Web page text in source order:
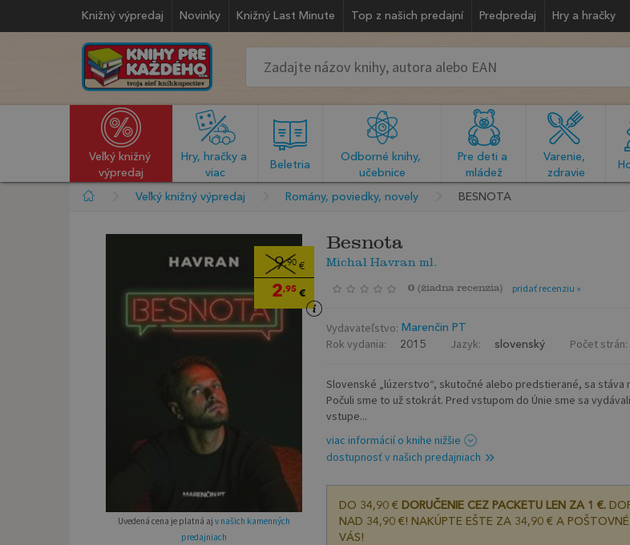
Knižný výpredaj Novinky Knižný Last Minute Top z našich predajní Predpredaj Hry a hračky
Veľký knižný
výpredaj
Hry, hračky a
viac
Beletria
Odborné knihy,
učebnice
Pre deti a
mládež
Varenie,
zdravie
Veľký knižný výpredaj Romány, poviedky, novely BESNOTA
9,90 €
2,95 €
Uvedená cena je platná aj v našich kamenných
predajniach
Besnota
Michal Havran ml.
0 (žiadna recenzia) pridať recenziu »
Vydavateľstvo: Marenčin PT
Rok vydania: 2015 Jazyk: slovenský Počet strán:
Slovenské „lúzerstvo“, skutočné alebo predstierané, sa stáva
Počuli sme to už stokrát. Pred vstupom do Únie sme sa
vstupe...
viac informácií o knihe nižšie
dostupnosť v našich predajniach
DO 34,90 € DORUČENIE CEZ PACKETU LEN ZA 1 €.
NAD 34,90 €! NAKÚPTE EŠTE ZA 34,90 € A
VÁS!